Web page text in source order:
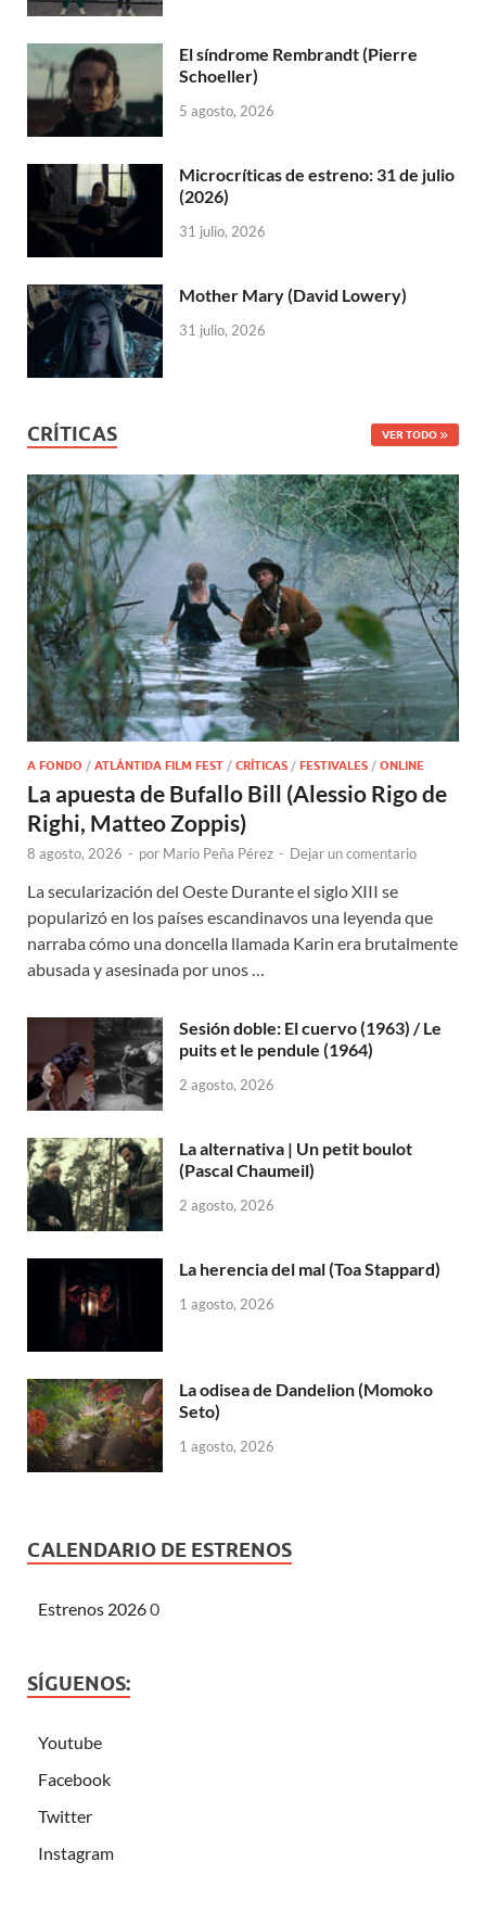
El síndrome Rembrandt (Pierre
Schoeller)
5 agosto, 2026
Microcríticas de estreno: 31 de julio
(2026)
31 julio, 2026
Mother Mary (David Lowery)
31 julio, 2026
CRÍTICAS VER TODO
A FONDO / ATLÁNTIDA FILM FEST / CRÍTICAS / FESTIVALES / ONLINE
La apuesta de Bufallo Bill (Alessio Rigo de
Righi, Matteo Zoppis)
8 agosto, 2026 - por Mario Peña Pérez - Dejar un comentario
La secularización del Oeste Durante el siglo XIII se
popularizó en los países escandinavos una leyenda que
narraba cómo una doncella llamada Karin era brutalmente
abusada y asesinada por unos …
Sesión doble: El cuervo (1963) / Le
puits et le pendule (1964)
2 agosto, 2026
La alternativa | Un petit boulot
(Pascal Chaumeil)
2 agosto, 2026
La herencia del mal (Toa Stappard)
1 agosto, 2026
La odisea de Dandelion (Momoko
Seto)
1 agosto, 2026
CALENDARIO DE ESTRENOS
Estrenos 20260
SÍGUENOS:
Youtube
Facebook
Twitter
Instagram